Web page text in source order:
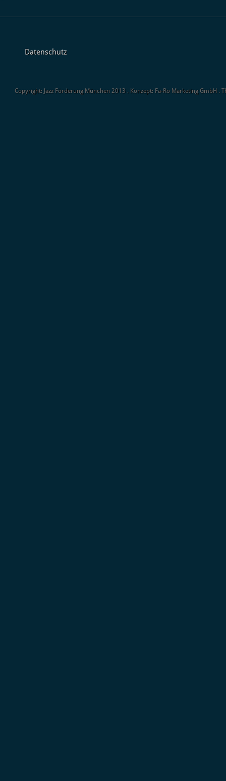
Datenschutz
Copyright: Jazz Förderung München 2013 . Konzept: Fa-Ro Marketing GmbH .